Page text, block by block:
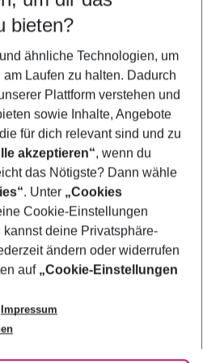
5-8 Nächte
anzeigen
bieten?
ähnliche Technologien, um
Laufen zu halten. Dadurch
Plattform verstehen und
sowie Inhalte, Angebote
für dich relevant sind und zu
akzeptieren“, wenn du
das Nötigste? Dann wähle
. Unter „Cookies
Cookie-Einstellungen
deine Privatsphäre-
ändern oder widerrufen
auf „Cookie-Einstellungen
Impressum